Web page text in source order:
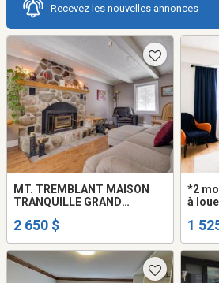
Recevez les nouvelles annonces
MT. TREMBLANT MAISON
TRANQUILLE GRAND
TREMBLANT
2 650 $
*2
à
1